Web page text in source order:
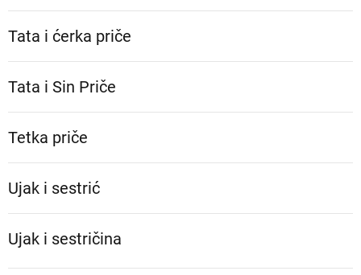
Tata i ćerka priče
Tata i Sin Priče
Tetka priče
Ujak i sestrić
Ujak i sestričina